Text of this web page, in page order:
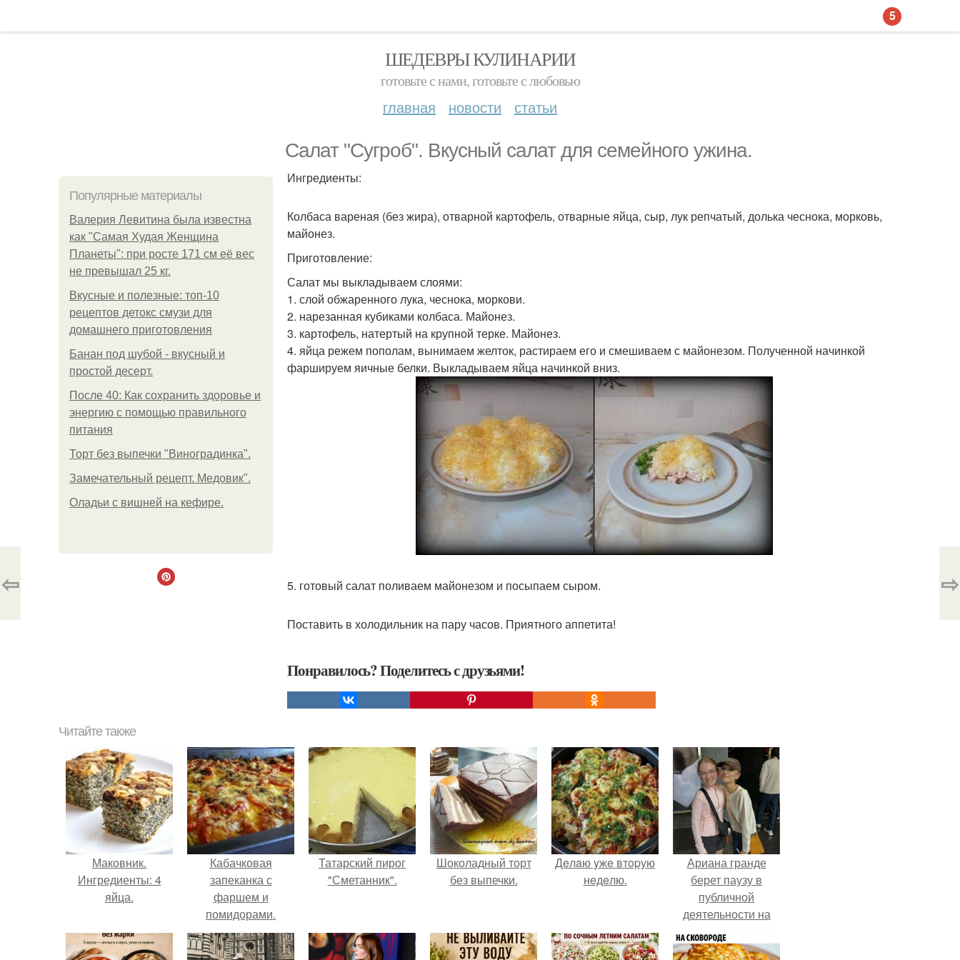
ШЕДЕВРЫ КУЛИНАРИИ
готовьте с нами, готовьте с любовью
главная новости статьи
Салат "Сугроб". Вкусный салат для семейного ужина.
Популярные материалы
Валерия Левитина была известна
как "Самая Худая Женщина
Планеты": при росте 171 см её вес
не превышал 25 кг.
Вкусные и полезные: топ-10
рецептов детокс смузи для
домашнего приготовления
Банан под шубой - вкусный и
простой десерт.
После 40: Как сохранить здоровье и
энергию с помощью правильного
питания
Торт без выпечки "Виноградинка".
Замечательный рецепт. Медовик".
Оладьи с вишней на кефире.
Ингредиенты:
Колбаса вареная (без жира), отварной картофель, отварные яйца, сыр, лук репчатый, долька чеснока, морковь,
майонез.
Приготовление:
Салат мы выкладываем слоями:
1. слой обжаренного лука, чеснока, моркови.
2. нарезанная кубиками колбаса. Майонез.
3. картофель, натертый на крупной терке. Майонез.
4. яйца режем пополам, вынимаем желток, растираем его и смешиваем с майонезом. Полученной начинкой
фаршируем яичные белки. Выкладываем яйца начинкой вниз.
5. готовый салат поливаем майонезом и посыпаем сыром.
Поставить в холодильник на пару часов. Приятного аппетита!
Понравилось? Поделитесь с друзьями!
⇦ ⇨
Читайте также
Маковник.
Ингредиенты: 4
яйца.
Кабачковая
запеканка с
фаршем и
помидорами.
Татарский пирог
"Сметанник".
Шоколадный торт
без выпечки.
Дeлaю yжe втopую
нeдeлю.
Ариана гранде
берет паузу в
публичной
деятельности на
фоне слухов о
своем здоровье.
5